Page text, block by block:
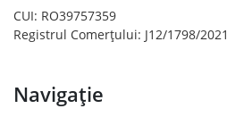
CUI: RO39757359
Registrul Comerțului: J12/1798/2021
Navigație